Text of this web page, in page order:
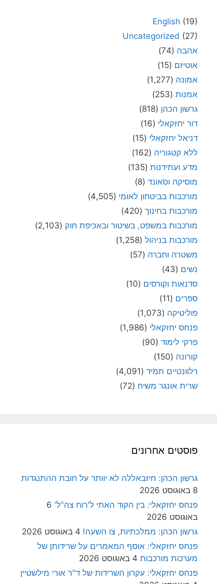
English (19)
Uncategorized (27)
אהבה (74)
אוטיזם (15)
אמונה (1,277)
אמנות (253)
גרשון הכהן (818)
דור יחזקאלי (16)
דניאל יחזקאלי (15)
ללא קטגוריה (162)
מדע ועתידנות (135)
מוסיקה וסאונד (8)
מורכבות בביטחון לאומי (4,505)
מורכבות בחינוך (420)
מורכבות במשפט, בשיטור ובאכיפת חוק (2,103)
מורכבות בניהול (1,258)
משטרה וחברה (57)
נשים (43)
סדנאות וקורסים (10)
ספרים (11)
פוליטיקה (1,073)
פנחס יחזקאלי (1,986)
פרקי לימוד (90)
קורונה (150)
רלוונטיים תמיד (4,091)
שרית אונגר משיח (72)
פוסטים אחרונים
גרשון הכהן: חיזבאללה לא יוותר על חובת ההתנגדות
8 באוגוסט 2026
פנחס יחזקאלי: בין הקוד האתי ל'רוח צה"ל' 6
באוגוסט 2026
גרשון הכהן: ממלכתיות, צו השעה! 4 באוגוסט 2026
פנחס יחזקאלי: אוסף המאמרים על שרידותן של
מערכות מורכבות 4 באוגוסט 2026
פנחס יחזקאלי: עקרון השרידות של ד"ר אורי מילשטיין